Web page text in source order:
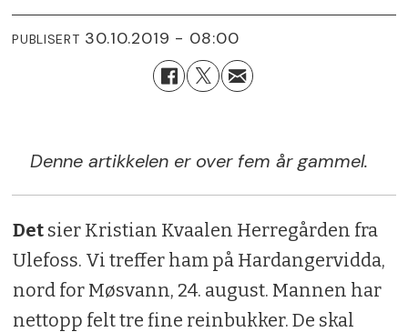
PUBLISERT 30.10.2019 - 08:00
Denne artikkelen er over fem år gammel.
Det sier Kristian Kvaalen Herregården fra
Ulefoss. Vi treffer ham på Hardangervidda,
nord for Møsvann, 24. august. Mannen har
nettopp felt tre fine reinbukker. De skal